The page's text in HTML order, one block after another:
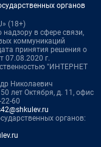
органов
(18+)
в сфере связи,
коммуникаций
принятия решения о
07.08.2020 г.
"ИНТЕРНЕТ
Николаевич
лет Октября, д. 11, офис
60
органов: